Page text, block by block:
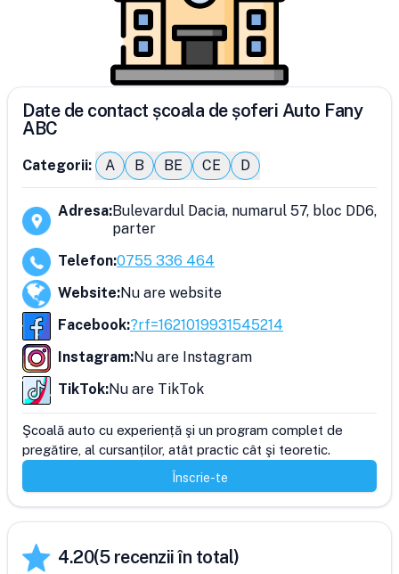
Date de contact școala de șoferi Auto Fany
ABC
Categorii: A B BE CE D
Adresa:Bulevardul Dacia, numarul 57, bloc DD6,
parter
Telefon:0755 336 464
Website:Nu are website
Facebook:?rf=1621019931545214
Instagram:Nu are Instagram
TikTok:Nu are TikTok
Şcoală auto cu experiență şi un program complet de
pregătire, al cursanților, atât practic cât şi teoretic.
Înscrie-te
4.20(5recenzii în total)